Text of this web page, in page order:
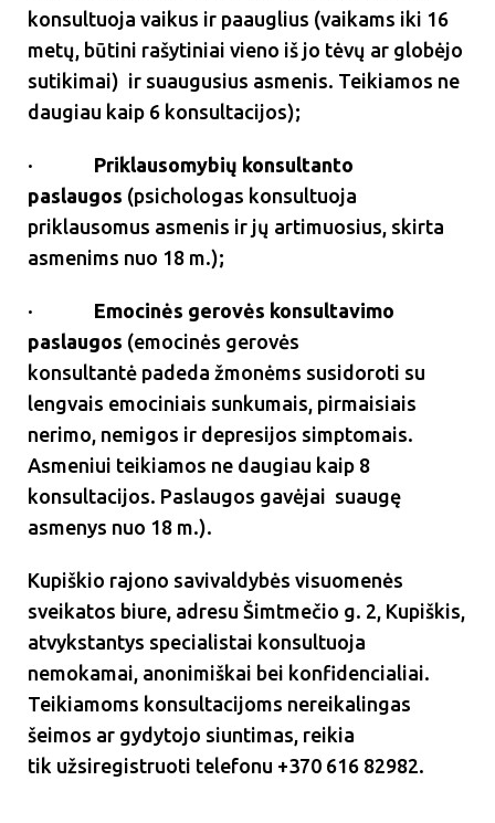
konsultuoja vaikus ir paauglius (vaikams iki 16
metų, būtini rašytiniai vieno iš jo tėvų ar globėjo
sutikimai) ir suaugusius asmenis. Teikiamos ne
daugiau kaip 6 konsultacijos);
· Priklausomybių konsultanto
paslaugos (psichologas konsultuoja
priklausomus asmenis ir jų artimuosius, skirta
asmenims nuo 18 m.);
· Emocinės gerovės konsultavimo
paslaugos (emocinės gerovės
konsultantė padeda žmonėms susidoroti su
lengvais emociniais sunkumais, pirmaisiais
nerimo, nemigos ir depresijos simptomais.
Asmeniui teikiamos ne daugiau kaip 8
konsultacijos. Paslaugos gavėjai  suaugę
asmenys nuo 18 m.).
Kupiškio rajono savivaldybės visuomenės
sveikatos biure, adresu Šimtmečio g. 2, Kupiškis,
atvykstantys specialistai konsultuoja
nemokamai, anonimiškai bei konfidencialiai.
Teikiamoms konsultacijoms nereikalingas
šeimos ar gydytojo siuntimas, reikia
tik užsiregistruoti telefonu +370 616 82982.